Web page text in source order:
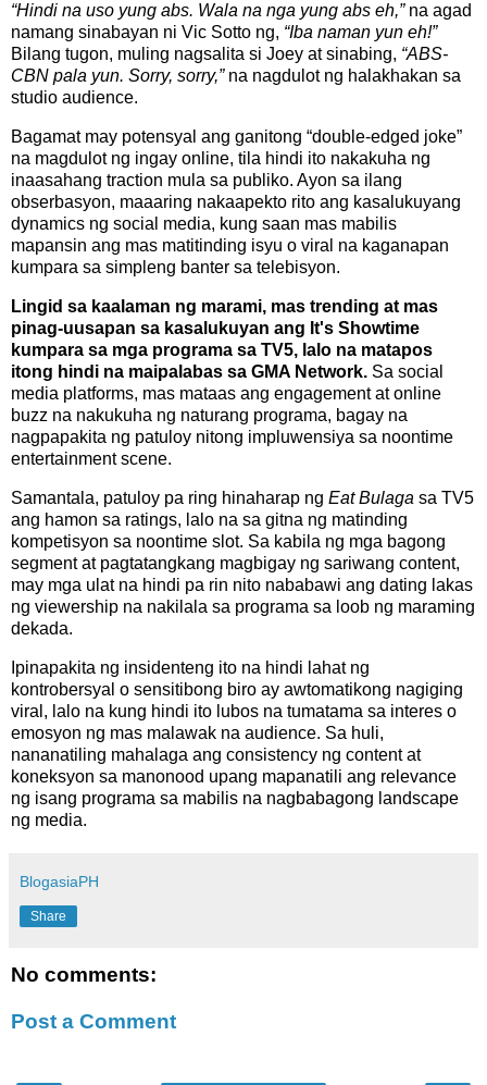
“Hindi na uso yung abs. Wala na nga yung abs eh,”na agad
namang sinabayan ni Vic Sotto ng, “Iba naman yun eh!”
Bilang tugon, muling nagsalita si Joey at sinabing, “ABS-
CBN pala yun. Sorry, sorry,”na nagdulot ng halakhakan sa
studio audience.
Bagamat may potensyal ang ganitong “double-edged joke”
na magdulot ng ingay online, tila hindi ito nakakuha ng
inaasahang traction mula sa publiko. Ayon sa ilang
obserbasyon, maaaring nakaapekto rito ang kasalukuyang
dynamics ng social media, kung saan mas mabilis
mapansin ang mas matitinding isyu o viral na kaganapan
kumpara sa simpleng banter sa telebisyon.
Lingid sa kaalaman ng marami, mas trending at mas
pinag-uusapan sa kasalukuyan ang It's Showtime
kumpara sa mga programa sa TV5, lalo na matapos
itong hindi na maipalabas sa GMA Network. Sa social
media platforms, mas mataas ang engagement at online
buzz na nakukuha ng naturang programa, bagay na
nagpapakita ng patuloy nitong impluwensiya sa noontime
entertainment scene.
Samantala, patuloy pa ring hinaharap ng Eat Bulaga sa TV5
ang hamon sa ratings, lalo na sa gitna ng matinding
kompetisyon sa noontime slot. Sa kabila ng mga bagong
segment at pagtatangkang magbigay ng sariwang content,
may mga ulat na hindi pa rin nito nababawi ang dating lakas
ng viewership na nakilala sa programa sa loob ng maraming
dekada.
Ipinapakita ng insidenteng ito na hindi lahat ng
kontrobersyal o sensitibong biro ay awtomatikong nagiging
viral, lalo na kung hindi ito lubos na tumatama sa interes o
emosyon ng mas malawak na audience. Sa huli,
nananatiling mahalaga ang consistency ng content at
koneksyon sa manonood upang mapanatili ang relevance
ng isang programa sa mabilis na nagbabagong landscape
ng media.
BlogasiaPH
Share
No comments:
Post a Comment